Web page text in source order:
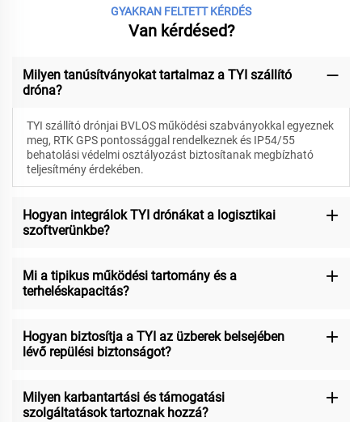
GYAKRAN FELTETT KÉRDÉS
Van kérdésed?
Milyen tanúsítványokat tartalmaz a TYI szállító
dróna?
TYI szállító drónjai BVLOS működési szabványokkal egyeznek
meg, RTK GPS pontossággal rendelkeznek és IP54/55
behatolási védelmi osztályozást biztosítanak megbízható
teljesítmény érdekében.
Hogyan integrálok TYI drónákat a logisztikai
szoftverünkbe?
Mi a tipikus működési tartomány és a
terheléskapacitás?
Hogyan biztosítja a TYI az üzberek belsejében
lévő repülési biztonságot?
Milyen karbantartási és támogatási
szolgáltatások tartoznak hozzá?